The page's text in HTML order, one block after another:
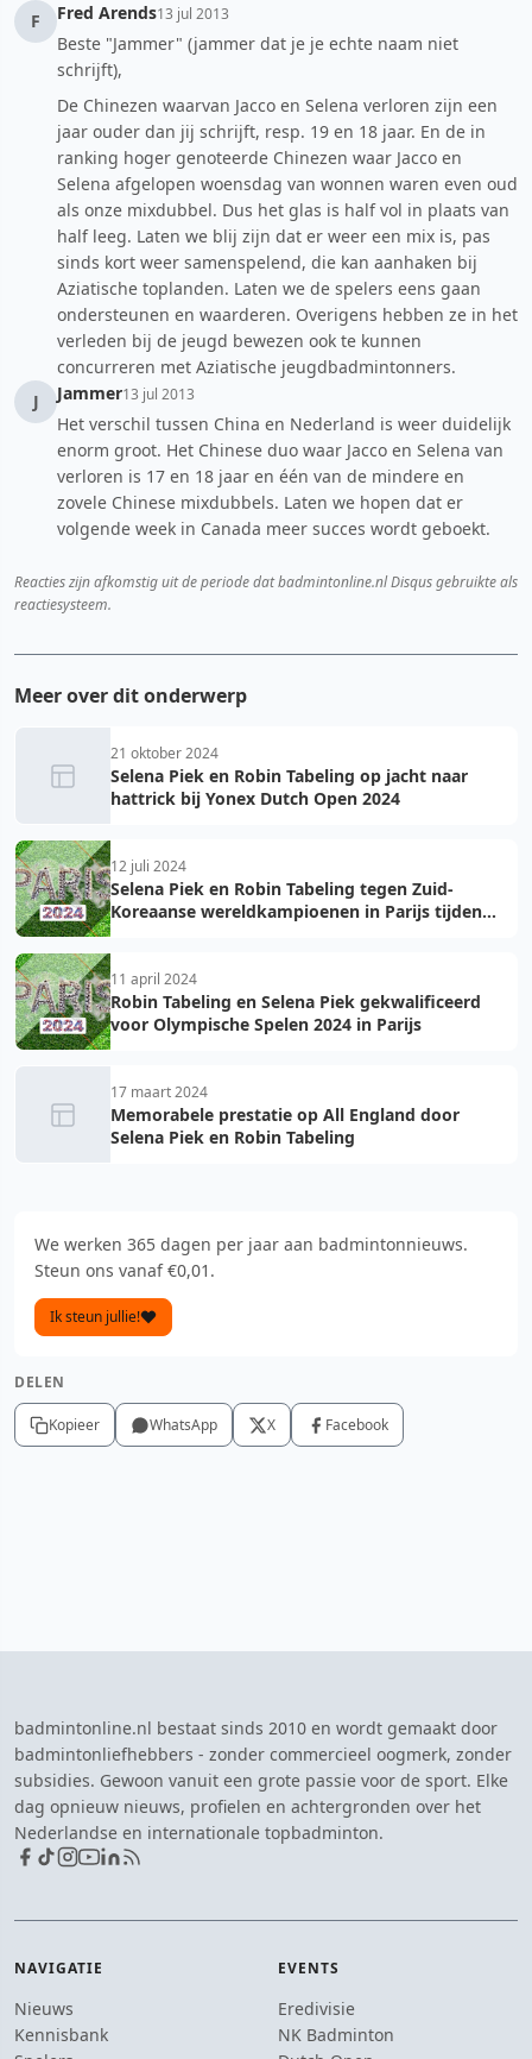
F
Fred Arends13 jul 2013
Beste "Jammer" (jammer dat je je echte naam niet
schrijft),
De Chinezen waarvan Jacco en Selena verloren zijn een
jaar ouder dan jij schrijft, resp. 19 en 18 jaar. En de in
ranking hoger genoteerde Chinezen waar Jacco en
Selena afgelopen woensdag van wonnen waren even oud
als onze mixdubbel. Dus het glas is half vol in plaats van
half leeg. Laten we blij zijn dat er weer een mix is, pas
sinds kort weer samenspelend, die kan aanhaken bij
Aziatische toplanden. Laten we de spelers eens gaan
ondersteunen en waarderen. Overigens hebben ze in het
verleden bij de jeugd bewezen ook te kunnen
concurreren met Aziatische jeugdbadmintonners.
J
Jammer13 jul 2013
Het verschil tussen China en Nederland is weer duidelijk
enorm groot. Het Chinese duo waar Jacco en Selena van
verloren is 17 en 18 jaar en één van de mindere en
zovele Chinese mixdubbels. Laten we hopen dat er
volgende week in Canada meer succes wordt geboekt.
Reacties zijn afkomstig uit de periode dat badmintonline.nl Disqus gebruikte als
reactiesysteem.
Meer over dit onderwerp
21 oktober 2024
Selena Piek en Robin Tabeling op jacht naar
hattrick bij Yonex Dutch Open 2024
12 juli 2024
Selena Piek en Robin Tabeling tegen Zuid-
Koreaanse wereldkampioenen in Parijs tijden
11 april 2024
Robin Tabeling en Selena Piek gekwalificeerd
voor Olympische Spelen 2024 in Parijs
17 maart 2024
Memorabele prestatie op All England door
Selena Piek en Robin Tabeling
We werken 365 dagen per jaar aan badmintonnieuws.
Steun ons vanaf €0,01.
Ik steun jullie!
DELEN
Kopieer WhatsApp X Facebook
badmintonline.nl bestaat sinds 2010 en wordt gemaakt door
badmintonliefhebbers - zonder commercieel oogmerk, zonder
subsidies. Gewoon vanuit een grote passie voor de sport. Elke
dag opnieuw nieuws, profielen en achtergronden over het
Nederlandse en internationale topbadminton.
NAVIGATIE
Nieuws
Kennisbank
EVENTS
Eredivisie
NK Badminton